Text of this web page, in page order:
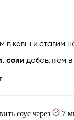
в ковш и ставим
соли добавляем
соус через 7